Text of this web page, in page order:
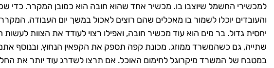
למכשירי החשמל שיוצבו בו. מכשיר אחד שהוא חובה הוא כמובן המקרר. כדי
והעובדים יוכלו לשמור בו מאכלים שהם רוצים לאכול במשך יום העבודה,
יחסית גדול. בר מים הוא עוד מכשיר חובה, ואפילו רצוי לעודד את הצוות
שתייה, גם כשהמשרד ממוזג. מכונת קפה תספק את הקפאין הנחוץ, ובנוסף
במטבח של המשרד מיקרוגל לחימום האוכל. אם תרצו לשדרג עוד יותר את